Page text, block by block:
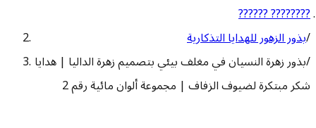
?????? ????????
/بذور الزهور للهدايا التذكارية
/بذور زهرة النسيان في مغلف بيئي بتصميم زهرة الداليا | هدايا
شكر مبتكرة لضيوف الزفاف | مجموعة ألوان مائية رقم 2